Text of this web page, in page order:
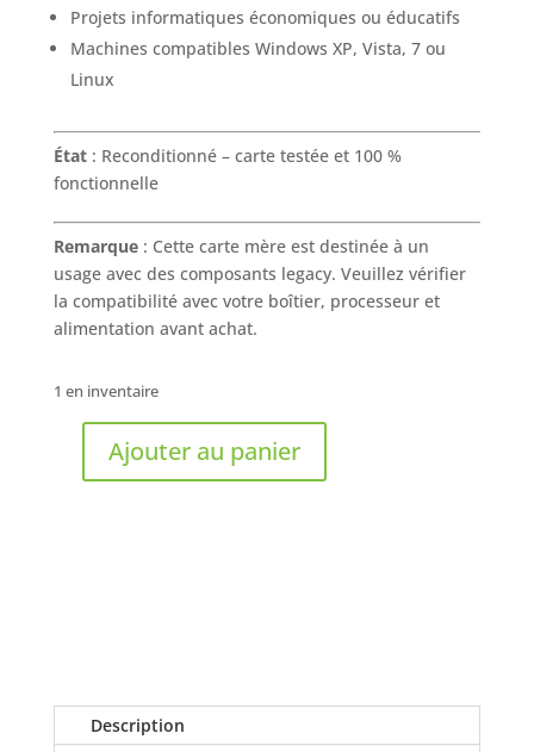
Projets informatiques économiques ou éducatifs
Machines compatibles Windows XP, Vista, 7 ou
Linux
État: Reconditionné – carte testée et 100 %
fonctionnelle
Remarque: Cette carte mère est destinée à un
usage avec des composants legacy. Veuillez vérifier
la compatibilité avec votre boîtier, processeur et
alimentation avant achat.
1 en inventaire
quantité
I/O
Plate
Ajouter au panier
Description